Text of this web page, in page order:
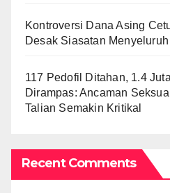
Kontroversi Dana Asing
Desak Siasatan Menyeluruh
117 Pedofil Ditahan, 1.4
Dirampas: Ancaman
Talian Semakin Kritikal
Recent Comments